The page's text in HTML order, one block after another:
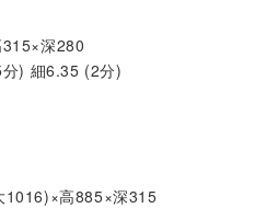
深280
) 細6.35 (2分)
1016)×高885×深315